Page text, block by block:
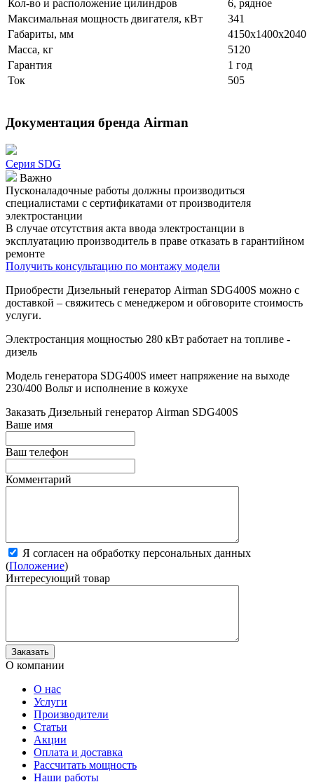
Кол-во и расположение цилиндров
6, рядное
Максимальная мощность двигателя, кВт
341
Габариты, мм
4150x1400x2040
Масса, кг
5120
Гарантия
1 год
Ток
505
Документация бренда Airman
Серия SDG
Важно
Пусконаладочные работы должны производиться
специалистами с сертификатами от производителя
электростанции
В случае отсутствия акта ввода электростанции в
эксплуатацию производитель в праве отказать в гарантийном
ремонте
Получить консультацию по монтажу модели
Приобрести Дизельный генератор Airman SDG400S можно с
доставкой – свяжитесь с менеджером и обговорите стоимость
услуги.
Электростанция мощностью 280 кВт работает на топливе -
дизель
Модель генератора SDG400S имеет напряжение на выходе
230/400 Вольт и исполнение в кожухе
Заказать Дизельный генератор Airman SDG400S
Ваше имя
Ваш телефон
Комментарий
Я согласен на обработку персональных данных
(Положение)
Интересующий товар
О компании
О нас
Услуги
Производители
Статьи
Акции
Оплата и доставка
Рассчитать мощность
Наши работы